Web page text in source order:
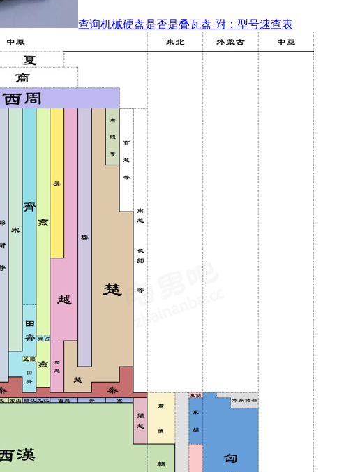
查询机械硬盘是否是叠瓦盘 附：型号速查表